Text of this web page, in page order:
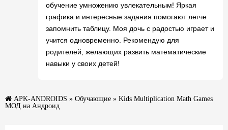
обучение умножению увлекательным! Яркая
графика и интересные задания помогают легче
запомнить таблицу. Моя дочь с радостью играет и
учится одновременно. Рекомендую для
родителей, желающих развить математические
навыки у своих детей!
APK-ANDROIDS » Обучающие » Kids Multiplication Math Games
МОД на Андроид